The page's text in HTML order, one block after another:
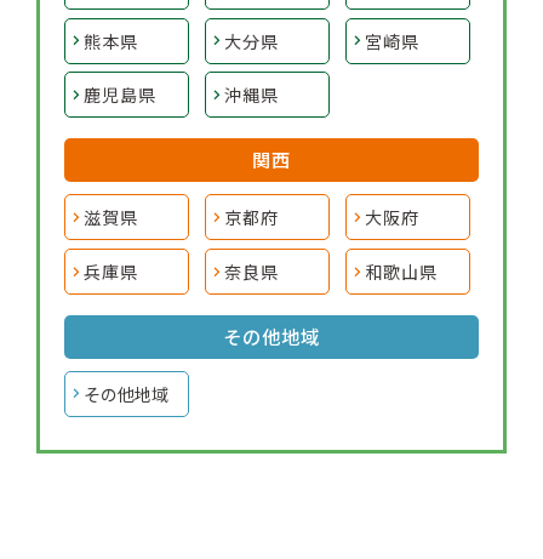
熊本県 大分県 宮崎県
鹿児島県 沖縄県
関西
滋賀県 京都府 大阪府
兵庫県 奈良県 和歌山県
その他地域
その他地域